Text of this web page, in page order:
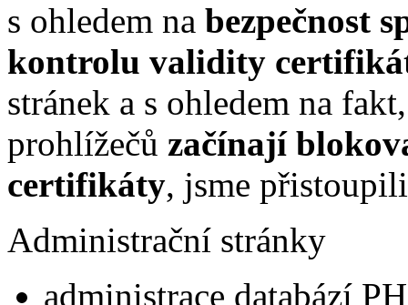
s ohledem na bezpečnost
kontrolu validity
stránek a s ohledem na
prohlížečů začínají
certifikáty, jsme
Administrační stránky
administrace databází